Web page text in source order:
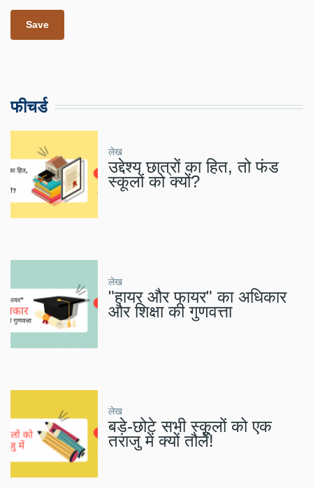
फीचर्ड
लेख
उद्देश्य छात्रों का हित, तो फंड
स्कूलों को क्यों?
लेख
"हायर और फायर" का अधिकार
और शिक्षा की गुणवत्ता
लेख
बड़े-छोटे सभी स्कूलों को एक
तराजु में क्यों तौलें!